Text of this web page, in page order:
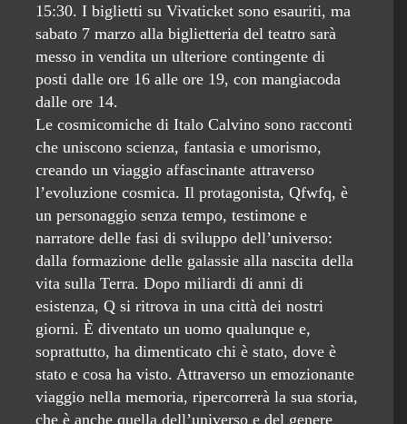
15:30. I biglietti su Vivaticket sono esauriti, ma
sabato 7 marzo alla biglietteria del teatro sarà
messo in vendita un ulteriore contingente di
posti dalle ore 16 alle ore 19, con mangiacoda
dalle ore 14.
Le cosmicomiche di Italo Calvino sono racconti
che uniscono scienza, fantasia e umorismo,
creando un viaggio affascinante attraverso
l’evoluzione cosmica. Il protagonista, Qfwfq, è
un personaggio senza tempo, testimone e
narratore delle fasi di sviluppo dell’universo:
dalla formazione delle galassie alla nascita della
vita sulla Terra. Dopo miliardi di anni di
esistenza, Q si ritrova in una città dei nostri
giorni. È diventato un uomo qualunque e,
soprattutto, ha dimenticato chi è stato, dove è
stato e cosa ha visto. Attraverso un emozionante
viaggio nella memoria, ripercorrerà la sua storia,
che è anche quella dell’universo e del genere